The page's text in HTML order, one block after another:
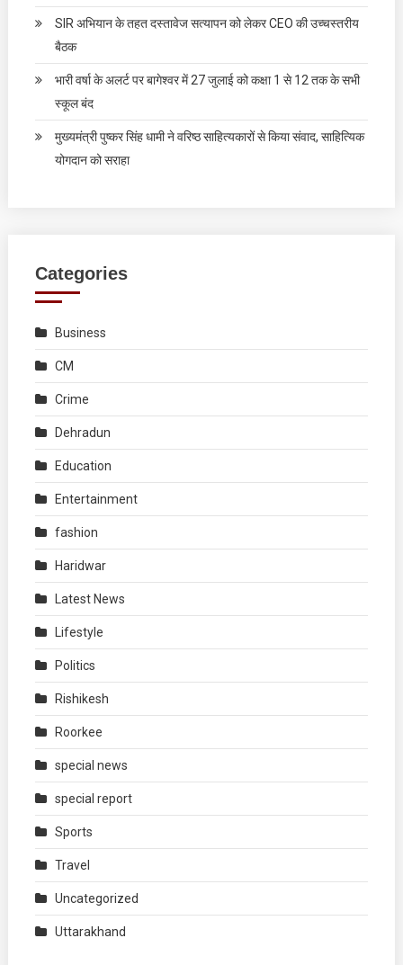
SIR अभियान के तहत दस्तावेज सत्यापन को लेकर CEO की उच्चस्तरीय
बैठक
भारी वर्षा के अलर्ट पर बागेश्वर में 27 जुलाई को कक्षा 1 से 12 तक के सभी
स्कूल बंद
मुख्यमंत्री पुष्कर सिंह धामी ने वरिष्ठ साहित्यकारों से किया संवाद, साहित्यिक
योगदान को सराहा
Categories
Business
CM
Crime
Dehradun
Education
Entertainment
fashion
Haridwar
Latest News
Lifestyle
Politics
Rishikesh
Roorkee
special news
special report
Sports
Travel
Uncategorized
Uttarakhand